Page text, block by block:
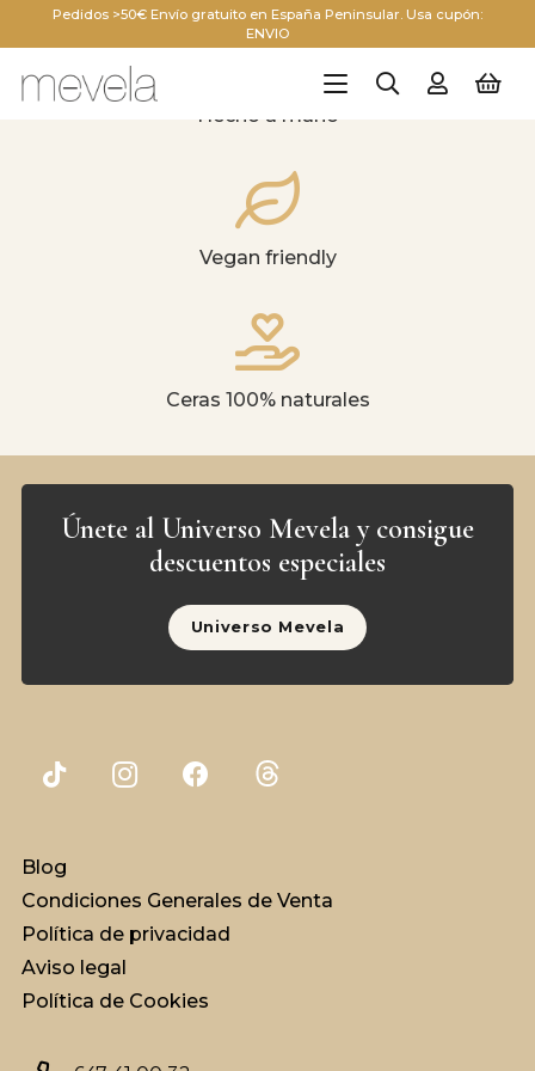
Pedidos >50€ Envío gratuito en España Peninsular. Usa cupón:
ENVIO
Hecho a mano
Vegan friendly
Ceras 100% naturales
Únete al Universo Mevela y consigue
descuentos especiales
Universo Mevela
Blog
Condiciones Generales de Venta
Política de privacidad
Aviso legal
Política de Cookies